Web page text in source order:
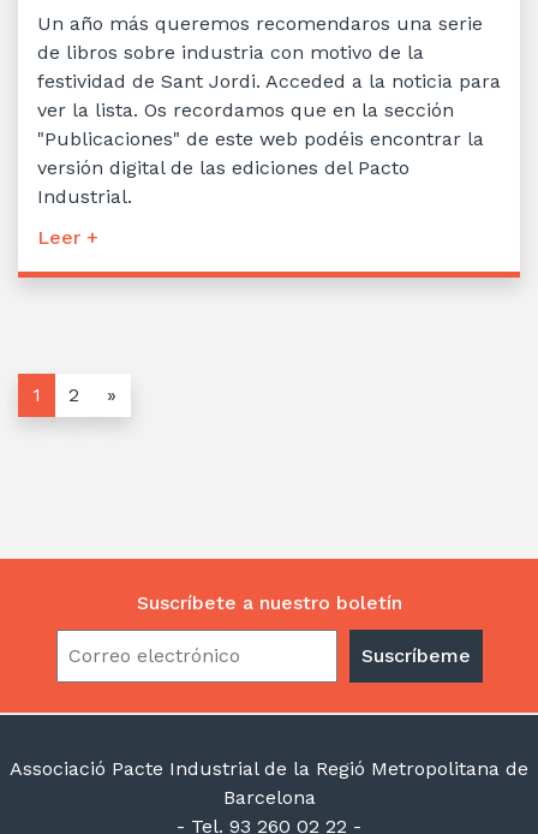
Un año más queremos recomendaros una serie
de libros sobre industria con motivo de la
festividad de Sant Jordi. Acceded a la noticia para
ver la lista. Os recordamos que en la sección
"Publicaciones" de este web podéis encontrar la
versión digital de las ediciones del Pacto
Industrial.
Leer +
1 2 »
Suscríbete a nuestro boletín
Associació Pacte Industrial de la Regió Metropolitana de
Barcelona
- Tel. 93 260 02 22 -